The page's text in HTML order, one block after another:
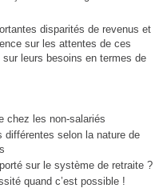
disparités de revenus et
sur les attentes de ces
leurs besoins en termes de
chez les non-salariés
différentes selon la nature de
sur le système de retraite ?
quand c’est possible !